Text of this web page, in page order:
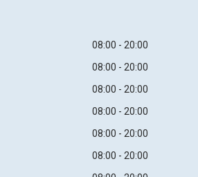
08:00
20:00
08:00
20:00
08:00
20:00
08:00
20:00
08:00
20:00
08:00
20:00